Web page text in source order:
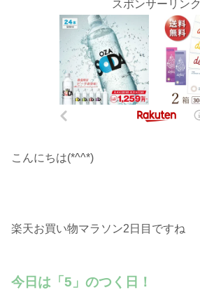
スポンサーリンク
こんにちは(*^^*)
楽天お買い物マラソン2日目ですね
今日は「5」のつく日！